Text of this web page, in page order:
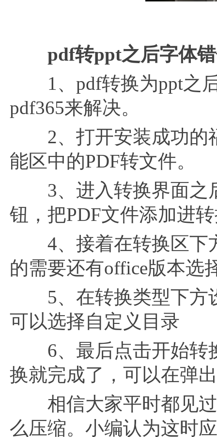
pdf转ppt之后字体
1、pdf转换为ppt之后
pdf365来解决。
2、打开安装成功的福
能区中的PDF转文件。
3、进入转换界面之
钮，把PDF文件添加进
4、接着在转换区下
的需要还有office版本选
5、在转换类型下方
可以选择自定义目录
6、最后点击开始转
换就完成了，可以在弹
相信大家平时都见过
么压缩。小编认为这时